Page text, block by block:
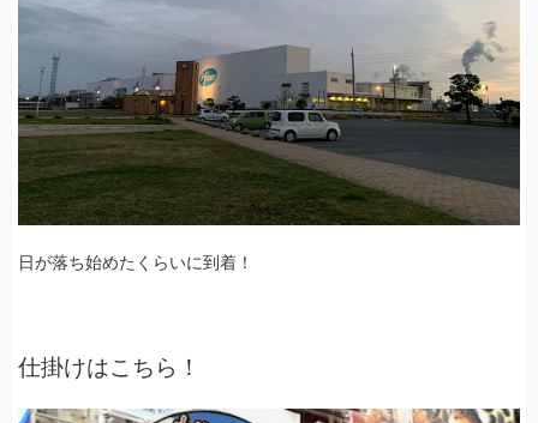
日が落ち始めたくらいに到着！
仕掛けはこちら！